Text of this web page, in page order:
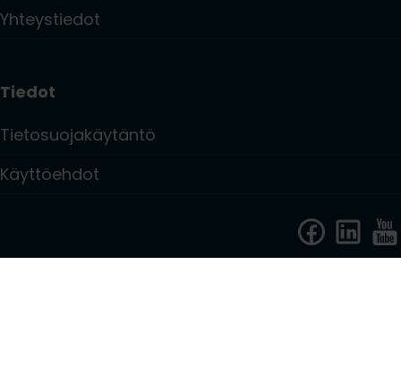
Yhteystiedot
Tiedot
Tietosuojakäytäntö
Käyttöehdot